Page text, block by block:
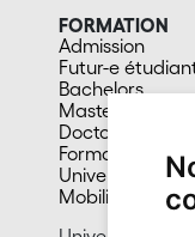
FORMATION
Admission
Futur-e
Bachelors
Masters
Doctorat
Formation
Université du
Mobilité